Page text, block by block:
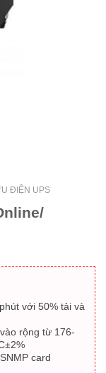
ĐIỆN UPS
với 50% tải và
rộng từ 176-
card